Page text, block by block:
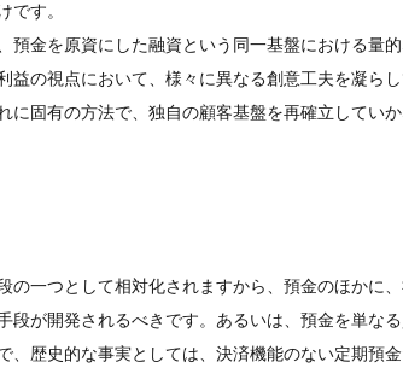
です。
金を原資にした融資という同一基盤における量
の視点において、様々に異なる創意工夫を凝ら
に固有の方法で、独自の顧客基盤を再確立してい
一つとして相対化されますから、預金のほかに
が開発されるべきです。あるいは、預金を単な
、歴史的な事実としては、決済機能のない定期預